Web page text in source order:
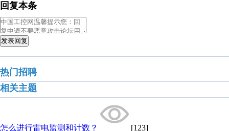
回复本条
发表回复
热门招聘
相关主题
怎么进行雷电监测和计数？ [123]